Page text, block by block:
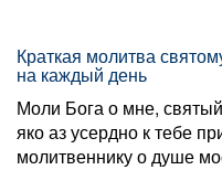
Краткая молитва
на каждый день
Моли Бога о мне,
яко аз усердно к тебе
молитвеннику о душе